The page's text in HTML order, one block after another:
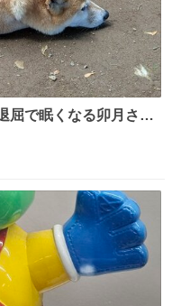
屈で眠くなる卯月さ